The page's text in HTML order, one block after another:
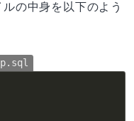
の中身を以下のよう